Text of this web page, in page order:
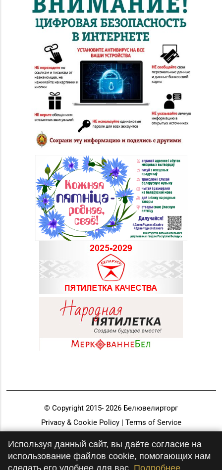
© Copyright 2015- 2026 Белювелирторг
Privacy & Cookie Policy | Terms of Service
Используя данный сайт, вы даёте согласие на
использование файлов cookie, помогающих нам
сделать его удобнее для вас. Подробнее